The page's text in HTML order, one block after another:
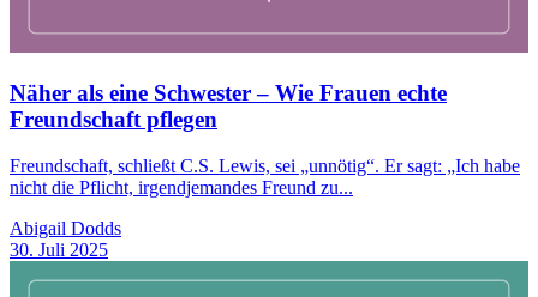
Näher als eine Schwester – Wie Frauen echte
Freundschaft pflegen
Freundschaft, schließt C.S. Lewis, sei „unnötig“. Er sagt: „Ich habe
nicht die Pflicht, irgendjemandes Freund zu...
Abigail Dodds
30. Juli 2025